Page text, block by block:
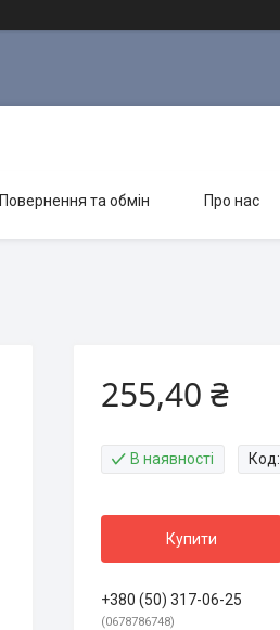
Повернення та обмін Про нас
255,40 ₴
В наявності Код:
Купити
+380 (50) 317-06-25
0678786748